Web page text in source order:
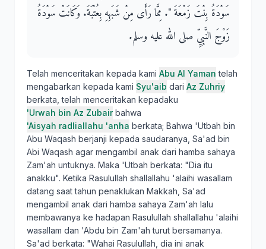
سَوْدَةُ بِنْتَ زَمْعَةَ ‏"‏‏.‏ مِمَّا رَأَى مِنْ شَبَهِهِ بِعُتْبَةَ‏.‏ وَكَانَتْ سَوْدَةُ
زَوْجَ النَّبِيِّ صلى الله عليه وسلم‏.‏
Telah menceritakan kepada kami Abu Al Yaman telah
mengabarkan kepada kami Syu'aib dari Az Zuhriy
berkata, telah menceritakan kepadaku
'Urwah bin Az Zubairbahwa
'Aisyah radliallahu 'anha berkata; Bahwa 'Utbah bin
Abu Waqash berjanji kepada saudaranya, Sa'ad bin
Abi Waqash agar mengambil anak dari hamba sahaya
Zam'ah untuknya. Maka 'Utbah berkata: "Dia itu
anakku". Ketika Rasulullah shallallahu 'alaihi wasallam
datang saat tahun penaklukan Makkah, Sa'ad
mengambil anak dari hamba sahaya Zam'ah lalu
membawanya ke hadapan Rasulullah shallallahu 'alaihi
wasallam dan 'Abdu bin Zam'ah turut bersamanya.
Sa'ad berkata: "Wahai Rasulullah, dia ini anak